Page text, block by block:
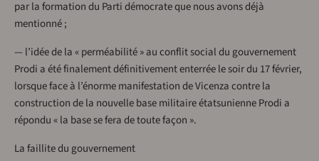
par la formation du Parti démocrate que nous avons déjà
mentionné ;
— l’idée de la « perméabilité » au conflit social du gouvernement
Prodi a été finalement définitivement enterrée le soir du 17 février,
lorsque face à l’énorme manifestation de Vicenza contre la
construction de la nouvelle base militaire étatsunienne Prodi a
répondu « la base se fera de toute façon ».
La faillite du gouvernement